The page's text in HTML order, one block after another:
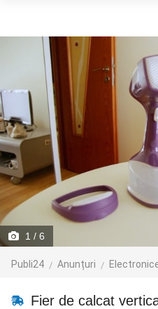
1 / 6
Publi24 Anunțuri
Fier de calcat